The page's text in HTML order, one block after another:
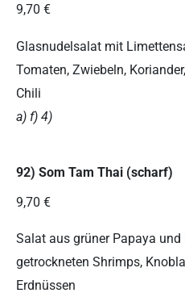
9,70 €
Glasnudelsalat mit
Tomaten, Zwiebeln,
Chili
a) f) 4)
92) Som Tam Thai (scharf)
9,70 €
Salat aus grüner Papaya
getrockneten Shrimps,
Erdnüssen